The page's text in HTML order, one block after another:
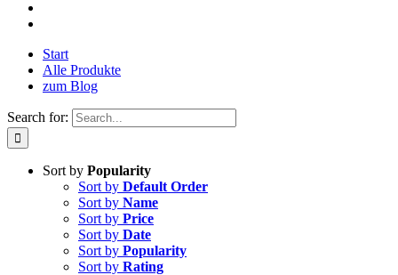
Start
Alle Produkte
zum Blog
Search for:
Sort by Popularity
Sort by Default Order
Sort by Name
Sort by Price
Sort by Date
Sort by Popularity
Sort by Rating